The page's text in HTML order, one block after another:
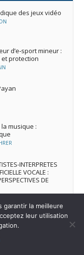
des jeux vidéo
d’e‑sport mineur :
protection
la musique :
INTERPRETES
VOCALE :
DE
garantir la meilleure
leur utilisation